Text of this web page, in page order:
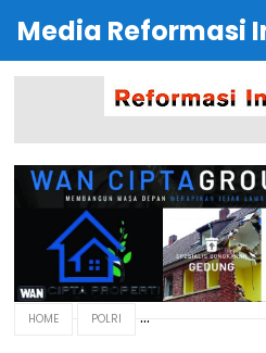
Media Reformasi
HOME POLRI